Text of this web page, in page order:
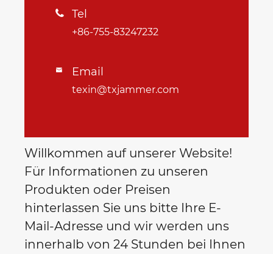
 Tel
+86-755-83247232
 Email
texin@txjammer.com
Willkommen auf unserer Website!
Für Informationen zu unseren
Produkten oder Preisen
hinterlassen Sie uns bitte Ihre E-
Mail-Adresse und wir werden uns
innerhalb von 24 Stunden bei Ihnen